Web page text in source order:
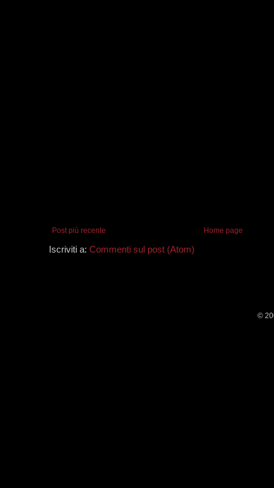
Post più recente Home page
Iscriviti a: Commenti sul post (Atom)
©